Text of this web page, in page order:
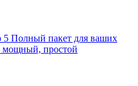
5 Полный пакет для ваших
простой